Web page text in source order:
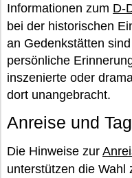
Informationen zum D-
bei der historischen
an Gedenkstätten
persönliche
inszenierte oder
dort unangebracht.
Anreise und
Die Hinweise zur
unterstützen die Wahl